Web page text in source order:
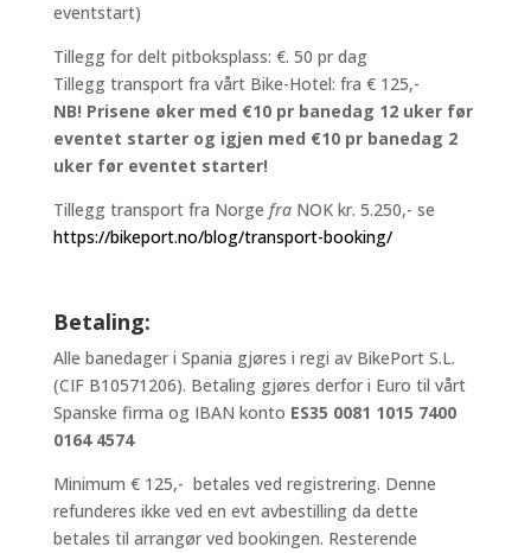
eventstart)
Tillegg for delt pitboksplass: €. 50 pr dag
Tillegg transport fra vårt Bike-Hotel: fra € 125,-
NB! Prisene øker med €10 pr banedag 12 uker før
eventet starter og igjen med €10 pr banedag 2
uker før eventet starter!
Tillegg transport fra Norge fraNOK kr. 5.250,- se
https://bikeport.no/blog/transport-booking/
Betaling:
Alle banedager i Spania gjøres i regi av BikePort S.L.
(CIF B10571206). Betaling gjøres derfor i Euro til vårt
Spanske firma og IBAN konto ES35 0081 1015 7400
0164 4574
Minimum € 125,- betales ved registrering. Denne
refunderes ikke ved en evt avbestilling da dette
betales til arrangør ved bookingen. Resterende